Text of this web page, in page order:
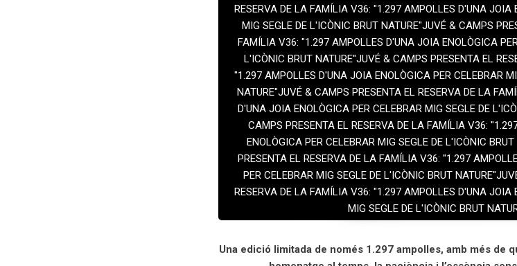
RESERVA DE LA FAMÍLIA V36: "1.297 AMPOLLES D'UNA JOIA
MIG SEGLE DE L'ICÒNIC BRUT NATURE"JUVÉ & CAMPS
FAMÍLIA V36: "1.297 AMPOLLES D'UNA JOIA ENOLÒGICA
L'ICÒNIC BRUT NATURE"JUVÉ & CAMPS PRESENTA EL
"1.297 AMPOLLES D'UNA JOIA ENOLÒGICA PER CELEBRAR
NATURE"JUVÉ & CAMPS PRESENTA EL RESERVA DE LA
D'UNA JOIA ENOLÒGICA PER CELEBRAR MIG SEGLE DE
CAMPS PRESENTA EL RESERVA DE LA FAMÍLIA V36:
ENOLÒGICA PER CELEBRAR MIG SEGLE DE L'ICÒNIC
PRESENTA EL RESERVA DE LA FAMÍLIA V36: "1.297
PER CELEBRAR MIG SEGLE DE L'ICÒNIC BRUT
RESERVA DE LA FAMÍLIA V36: "1.297 AMPOLLES D'UNA JOIA
MIG SEGLE DE L'ICÒNIC BRUT
Una edició limitada de només 1.297 ampolles, amb més de